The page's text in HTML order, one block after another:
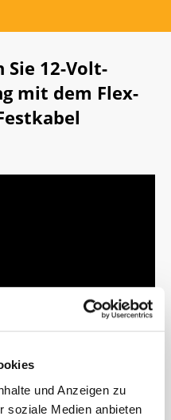
und Anzeigen zu
soziale Medien anbieten
12-Volt-
mit dem Flex-